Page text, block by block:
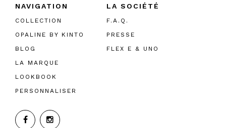
NAVIGATION
COLLECTION
OPALINE BY KINTO
BLOG
LA MARQUE
LOOKBOOK
PERSONNALISER
LA SOCIÉTÉ
F.A.Q.
PRESSE
FLEX E & UNO